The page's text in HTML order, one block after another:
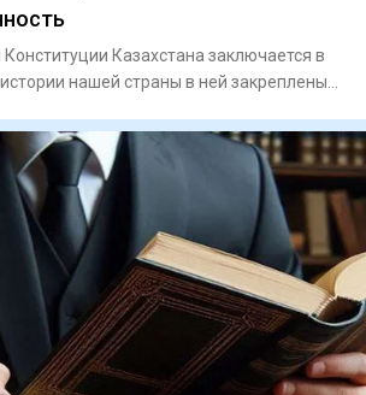
Казахстана заключается в
нашей страны в ней закреплены